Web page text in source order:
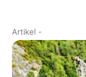
Artikel -